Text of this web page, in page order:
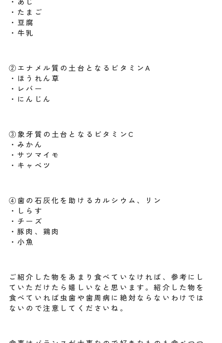
・たまご
・豆腐
・牛乳
②エナメル質の土台となるビタミンA
・ほうれん草
・レバー
・にんじん
③象牙質の土台となるビタミンC
・みかん
・サツマイモ
・キャベツ
④歯の石灰化を助けるカルシウム、リン
・しらす
・チーズ
・豚肉、鶏肉
・小魚
ご紹介した物をあまり食べていなければ、参考にし
ていただけたら嬉しいなと思います。紹介した物を
食べていれば虫歯や歯周病に絶対ならないわけでは
ないので注意してくださいね。